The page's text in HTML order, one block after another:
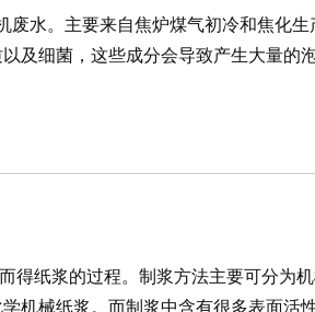
废水。主要来自焦炉煤气初冷和焦化
及细菌，这些成分会导致产生大量的
得纸浆的过程。制浆方法主要可分为
机械纸浆。而制浆中含有很多表面活